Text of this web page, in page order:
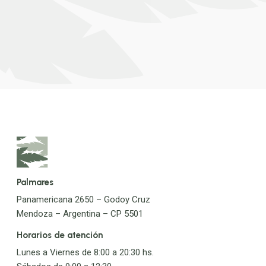
Palmares
Panamericana 2650 – Godoy Cruz
Mendoza – Argentina – CP 5501
Horarios de atención
Lunes a Viernes de 8:00 a 20:30 hs.